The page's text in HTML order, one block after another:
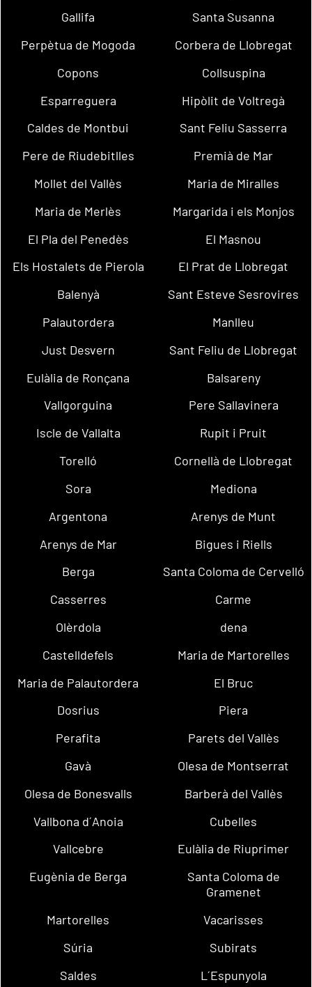
Gallifa
Santa Susanna
Perpètua de Mogoda
Corbera de Llobregat
Copons
Collsuspina
Esparreguera
Hipòlit de Voltregà
Caldes de Montbui
Sant Feliu Sasserra
Pere de Riudebitlles
Premià de Mar
Mollet del Vallès
Maria de Miralles
Maria de Merlès
Margarida i els Monjos
El Pla del Penedès
El Masnou
Els Hostalets de Pierola
El Prat de Llobregat
Balenyà
Sant Esteve Sesrovires
Palautordera
Manlleu
Just Desvern
Sant Feliu de Llobregat
Eulàlia de Ronçana
Balsareny
Vallgorguina
Pere Sallavinera
Iscle de Vallalta
Rupit i Pruit
Torelló
Cornellà de Llobregat
Sora
Mediona
Argentona
Arenys de Munt
Arenys de Mar
Bigues i Riells
Berga
Santa Coloma de Cervelló
Casserres
Carme
Olèrdola
dena
Castelldefels
Maria de Martorelles
Maria de Palautordera
El Bruc
Dosrius
Piera
Perafita
Parets del Vallès
Gavà
Olesa de Montserrat
Olesa de Bonesvalls
Barberà del Vallès
Vallbona d´Anoia
Cubelles
Vallcebre
Eulàlia de Riuprimer
Eugènia de Berga
Santa Coloma de
Gramenet
Martorelles
Vacarisses
Súria
Subirats
Saldes
L´Espunyola